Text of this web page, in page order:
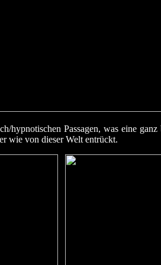
Passagen, was eine
wie von dieser Welt entrückt.